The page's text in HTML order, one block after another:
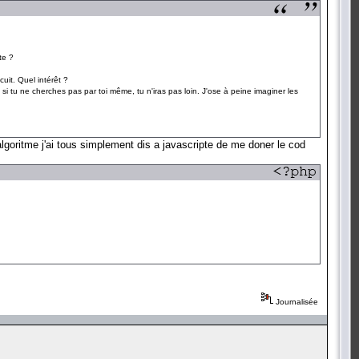
?
Quel intérêt ?
tu ne cherches pas par toi même, tu n'iras pas loin. J'ose à peine imaginer les
j'ai tous simplement dis a javascripte de me doner le cod
Journalisée